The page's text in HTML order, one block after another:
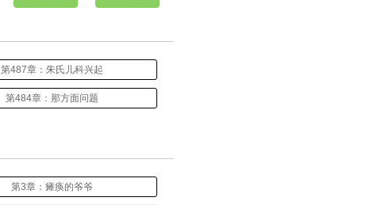
第487章：朱氏儿科兴起
第484章：那方面问题
第3章：瘫痪的爷爷